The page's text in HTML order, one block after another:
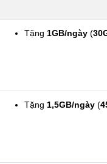
Tặng 1GB/ngày (
Tặng 1,5GB/ngày (